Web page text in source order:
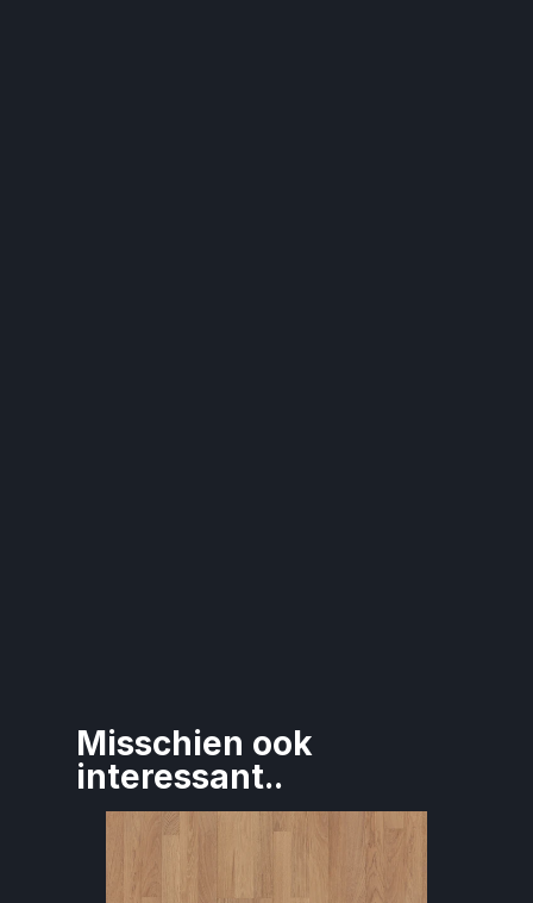
Misschien ook
interessant..